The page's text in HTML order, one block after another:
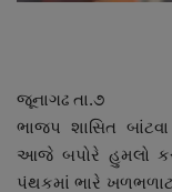
સ્પોર્ટ્સ
જૂનાગઢ તા.૭
ભાજપ શાસિત
આજે બપોરે હુમલો
પંથકમાં ભારે